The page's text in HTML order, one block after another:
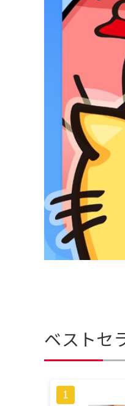
ベストセ